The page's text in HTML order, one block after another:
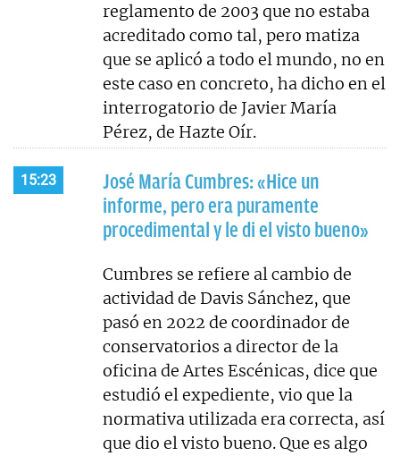
reglamento de 2003 que no estaba
acreditado como tal, pero matiza
que se aplicó a todo el mundo, no en
este caso en concreto, ha dicho en el
interrogatorio de Javier María
Pérez, de Hazte Oír.
15:23
José María Cumbres: «Hice un
informe, pero era puramente
procedimental y le di el visto bueno»
Cumbres se refiere al cambio de
actividad de Davis Sánchez, que
pasó en 2022 de coordinador de
conservatorios a director de la
oficina de Artes Escénicas, dice que
estudió el expediente, vio que la
normativa utilizada era correcta, así
que dio el visto bueno. Que es algo